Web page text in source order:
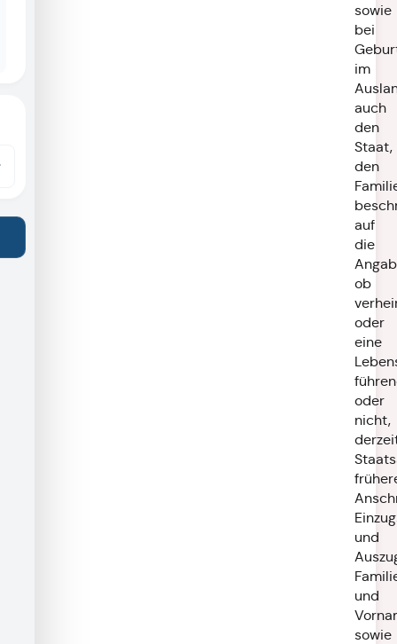
sowie
bei
im
auch
den
Staat,
den
auf
die
ob
oder
eine
oder
nicht,
und
und
sowie